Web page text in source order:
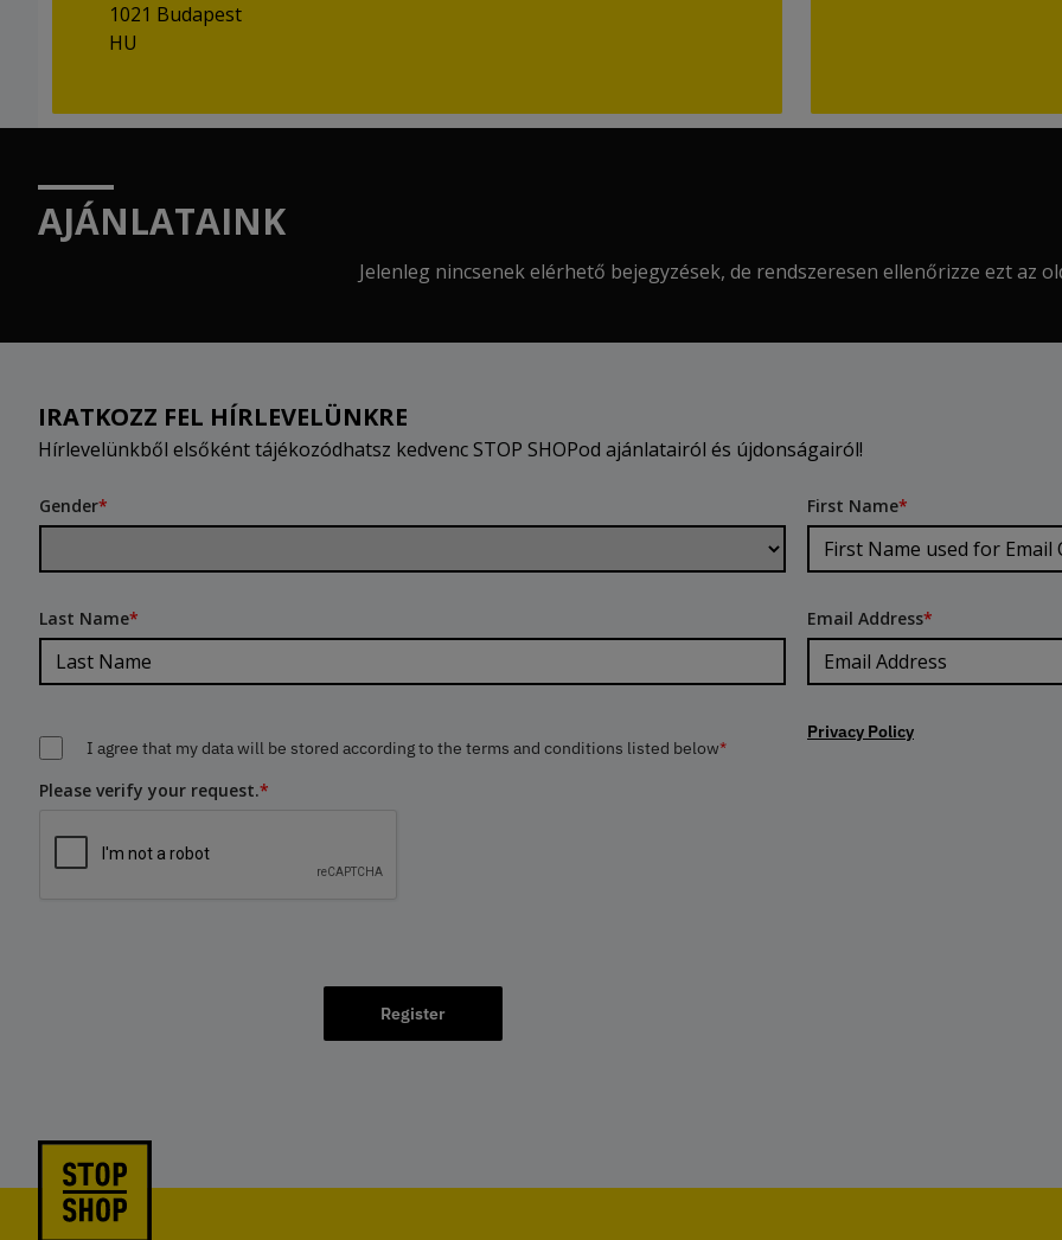
1021 Budapest
HU
AJÁNLATAINK
Jelenleg nincsenek elérhető bejegyzések, de rendszeresen ellenőrizze ezt az
IRATKOZZ FEL HÍRLEVELÜNKRE
Hírlevelünkből elsőként tájékozódhatsz kedvenc STOP SHOPod ajánlatairól és újdonságairól!
Gender* First Name*
Last Name* Email Address*
I agree that my data will be stored according to the terms and conditions listed below*
Privacy Policy
Please verify your request.*
Register